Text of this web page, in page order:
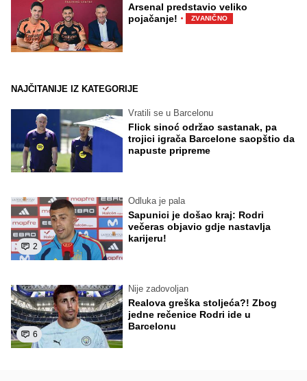
Arsenal predstavio veliko
pojačanje! · ZVANIČNO
NAJČITANIJE IZ KATEGORIJE
Vratili se u Barcelonu
Flick sinoć održao sastanak, pa
trojici igrača Barcelone saopštio da
napuste pripreme
2
Odluka je pala
Sapunici je došao kraj: Rodri
večeras objavio gdje nastavlja
karijeru!
6
Nije zadovoljan
Realova greška stoljeća?! Zbog
jedne rečenice Rodri ide u
Barcelonu